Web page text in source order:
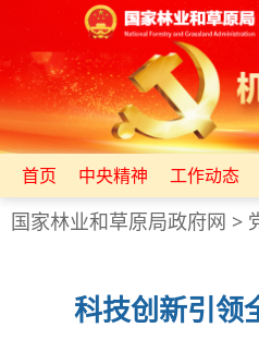
首页 中央精神 工作动态
国家林业和草原局政府网 >
科技创新引领